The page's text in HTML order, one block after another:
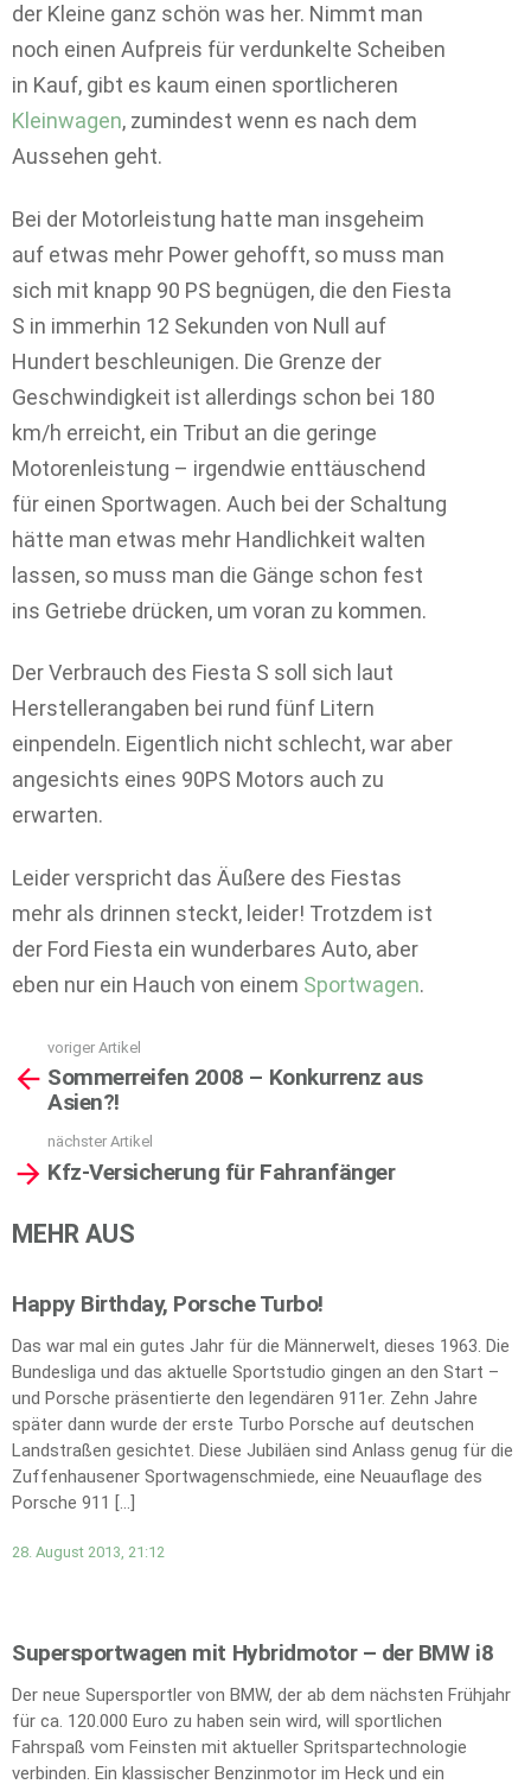
der Kleine ganz schön was her. Nimmt man
noch einen Aufpreis für verdunkelte Scheiben
in Kauf, gibt es kaum einen sportlicheren
Kleinwagen, zumindest wenn es nach dem
Aussehen geht.
Bei der Motorleistung hatte man insgeheim
auf etwas mehr Power gehofft, so muss man
sich mit knapp 90 PS begnügen, die den Fiesta
S in immerhin 12 Sekunden von Null auf
Hundert beschleunigen. Die Grenze der
Geschwindigkeit ist allerdings schon bei 180
km/h erreicht, ein Tribut an die geringe
Motorenleistung – irgendwie enttäuschend
für einen Sportwagen. Auch bei der Schaltung
hätte man etwas mehr Handlichkeit walten
lassen, so muss man die Gänge schon fest
ins Getriebe drücken, um voran zu kommen.
Der Verbrauch des Fiesta S soll sich laut
Herstellerangaben bei rund fünf Litern
einpendeln. Eigentlich nicht schlecht, war aber
angesichts eines 90PS Motors auch zu
erwarten.
Leider verspricht das Äußere des Fiestas
mehr als drinnen steckt, leider! Trotzdem ist
der Ford Fiesta ein wunderbares Auto, aber
eben nur ein Hauch von einem Sportwagen.
more
voriger Artikel
Sommerreifen 2008 – Konkurrenz aus
Asien?!
nächster Artikel
Kfz-Versicherung für Fahranfänger
MEHR AUS
Happy Birthday, Porsche Turbo!
Das war mal ein gutes Jahr für die Männerwelt, dieses 1963. Die
Bundesliga und das aktuelle Sportstudio gingen an den Start –
und Porsche präsentierte den legendären 911er. Zehn Jahre
später dann wurde der erste Turbo Porsche auf deutschen
Landstraßen gesichtet. Diese Jubiläen sind Anlass genug für die
Zuffenhausener Sportwagenschmiede, eine Neuauflage des
Porsche 911 […]
28. August 2013, 21:12
Supersportwagen mit Hybridmotor – der BMW i8
Der neue Supersportler von BMW, der ab dem nächsten Frühjahr
für ca. 120.000 Euro zu haben sein wird, will sportlichen
Fahrspaß vom Feinsten mit aktueller Spritspartechnologie
verbinden. Ein klassischer Benzinmotor im Heck und ein